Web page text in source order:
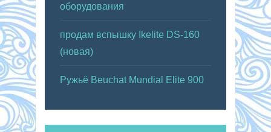
оборудования
продам вспышку Ikelite DS-160
(новая)
Ружьё Beuchat Mundial Elite 900